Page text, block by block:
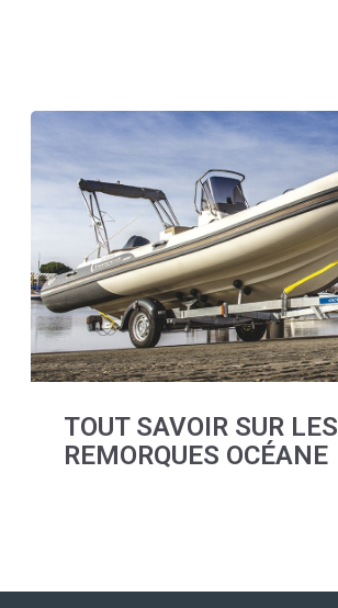
TOUT SAVOIR SUR LES
REMORQUES OCÉANE